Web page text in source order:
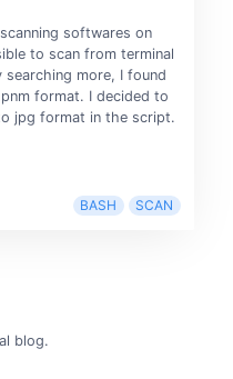
softwares on
to scan from terminal
searching more, I found
format. I decided to
jpg format in the script.
BASH SCAN
blog.